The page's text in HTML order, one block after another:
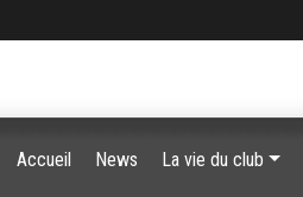
Accueil News La vie du club